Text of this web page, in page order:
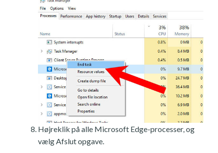
Højreklik på alle Microsoft Edge-processer, og
vælg Afslut opgave.